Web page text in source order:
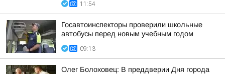
11:54
Госавтоинспекторы проверили школьные
автобусы перед новым учебным годом
09:13
Олег Болоховец: В преддверии Дня города